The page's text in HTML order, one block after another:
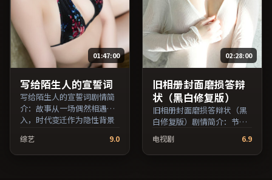
01:47:00
写给陌生人的宣誓词
写给陌生人的宣誓词剧情简
介：故事从一场偶然相遇切
入，时代变迁作为隐性背景
马修·麦康纳、蒋雯丽、雷
佳音等主演，中国大陆出
综艺 9.0
02:28:00
旧相册封面磨损答辩
状（黑白修复版）
旧相册封面磨损答辩状（黑
白修复版）剧情简介：节奏
在沉静与爆发之间交替，悬
念逐步揭开却保留开放式回
味；由王小帅执导，长泽雅
电视剧 6.9